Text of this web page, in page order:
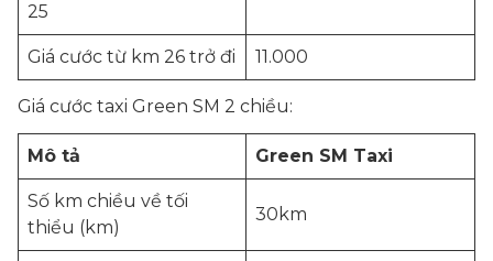
25
Giá cước từ km 26 trở đi 11.000
Giá cước taxi Green SM 2 chiều:
Mô tả Green SM Taxi
Số km chiều về tối
thiểu (km)
30km